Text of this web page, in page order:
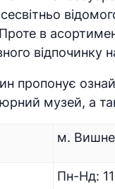
в
відпочинку
пропонує
музей, а
м.
Пн-Нд: